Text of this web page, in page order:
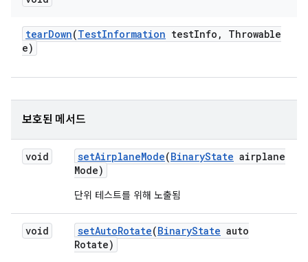
tearDown(TestInformation testInfo ,
Throwable
e)
보호된 메서드
void setAirplaneMode(BinaryState airplane
Mode)
단위 테스트를 위해 노출됨
void setAutoRotate(BinaryState auto
Rotate)